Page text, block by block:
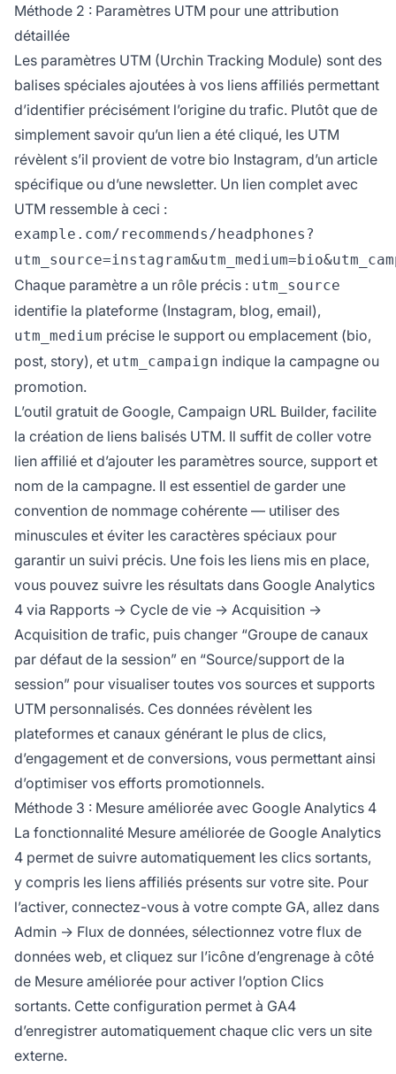
Méthode 2 : Paramètres UTM pour une attribution
détaillée
Les paramètres UTM (Urchin Tracking Module) sont des
balises spéciales ajoutées à vos liens affiliés permettant
d’identifier précisément l’origine du trafic. Plutôt que de
simplement savoir qu’un lien a été cliqué, les UTM
révèlent s’il provient de votre bio Instagram, d’un article
spécifique ou d’une newsletter. Un lien complet avec
UTM ressemble à ceci :
example.com/recommends/headphones?
Chaque paramètre a un rôle précis : utm_source
identifie la plateforme (Instagram, blog, email),
utm_medium précise le support ou emplacement (bio,
post, story), et utm_campaign indique la campagne ou
promotion.
L’outil gratuit de Google, Campaign URL Builder, facilite
la création de liens balisés UTM. Il suffit de coller votre
lien affilié et d’ajouter les paramètres source, support et
nom de la campagne. Il est essentiel de garder une
convention de nommage cohérente — utiliser des
minuscules et éviter les caractères spéciaux pour
garantir un suivi précis. Une fois les liens mis en place,
vous pouvez suivre les résultats dans Google Analytics
4 via Rapports → Cycle de vie → Acquisition →
Acquisition de trafic, puis changer “Groupe de canaux
par défaut de la session” en “Source/support de la
session” pour visualiser toutes vos sources et supports
UTM personnalisés. Ces données révèlent les
plateformes et canaux générant le plus de clics,
d’engagement et de conversions, vous permettant ainsi
d’optimiser vos efforts promotionnels.
Méthode 3 : Mesure améliorée avec Google Analytics 4
La fonctionnalité Mesure améliorée de Google Analytics
4 permet de suivre automatiquement les clics sortants,
y compris les liens affiliés présents sur votre site. Pour
l’activer, connectez-vous à votre compte GA, allez dans
Admin → Flux de données, sélectionnez votre flux de
données web, et cliquez sur l’icône d’engrenage à côté
de Mesure améliorée pour activer l’option Clics
sortants. Cette configuration permet à GA4
d’enregistrer automatiquement chaque clic vers un site
externe.